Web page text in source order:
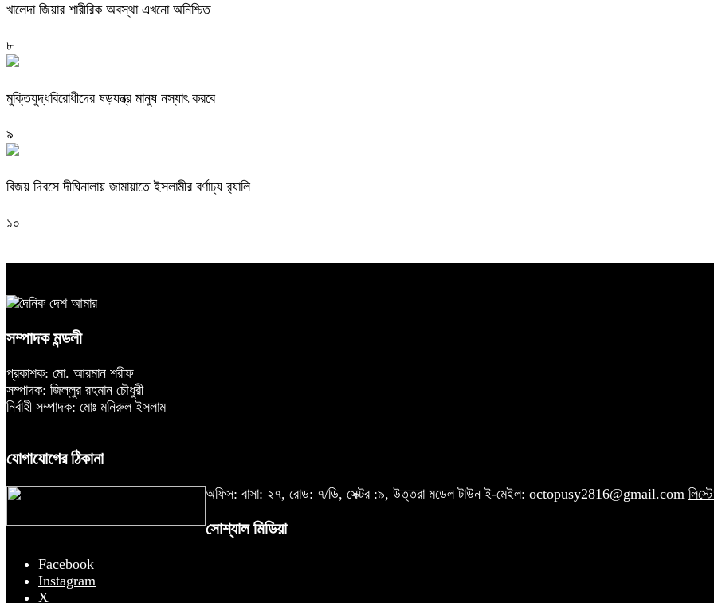
খালেদা জিয়ার শারীরিক অবস্থা এখনো অনিশ্চিত
৮
মুক্তিযুদ্ধবিরোধীদের ষড়যন্ত্র মানুষ নস্যাৎ করবে
৯
বিজয় দিবসে দীঘিনালায় জামায়াতে ইসলামীর বর্ণাঢ্য র‍্যালি
১০
সম্পাদক মন্ডলী
প্রকাশক: মো. আরমান শরীফ
সম্পাদক: জিল্লুর রহমান চৌধুরী
নির্বাহী সম্পাদক: মোঃ মনিরুল ইসলাম
যোগাযোগের ঠিকানা
অফিস: বাসা: ২৭, রোড: ৭/ডি, সেক্টর :৯, উত্তরা মডেল টাউন ই-মেইল: octopusy2816@gmail.com
সোশ্যাল মিডিয়া
Facebook
Instagram
X